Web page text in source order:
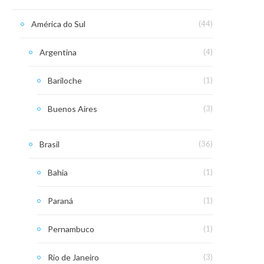
América do Sul (44)
Argentina (4)
Bariloche (1)
Buenos Aires (3)
Brasil (36)
Bahia (1)
Paraná (1)
Pernambuco (1)
Rio de Janeiro (3)